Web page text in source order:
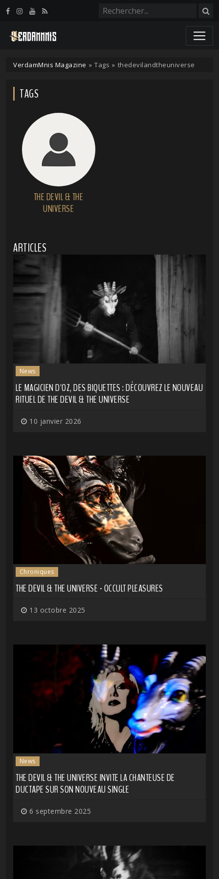
VerdamMnis Magazine » Tags » thedevilandtheuniverse
TAGS
THE DEVIL & THE
UNIVERSE
ARTICLES
News
LE MAGICIEN D'OZ, DES BIQUETTES : DÉCOUVREZ LE NOUVEAU
RITUEL DE THE DEVIL & THE UNIVERSE
10 janvier 2026
Chroniques
THE DEVIL & THE UNIVERSE - OCCULT PLEASURES
13 octobre 2025
News
THE DEVIL & THE UNIVERSE INVITE LA CHANTEUSE DE
DUCTAPE SUR SON NOUVEAU SINGLE
6 septembre 2025
Panneau de gestion des cookies